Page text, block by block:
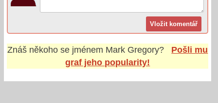
Znáš někoho se jménem Mark Gregory?
Pošli mu
graf jeho popularity!